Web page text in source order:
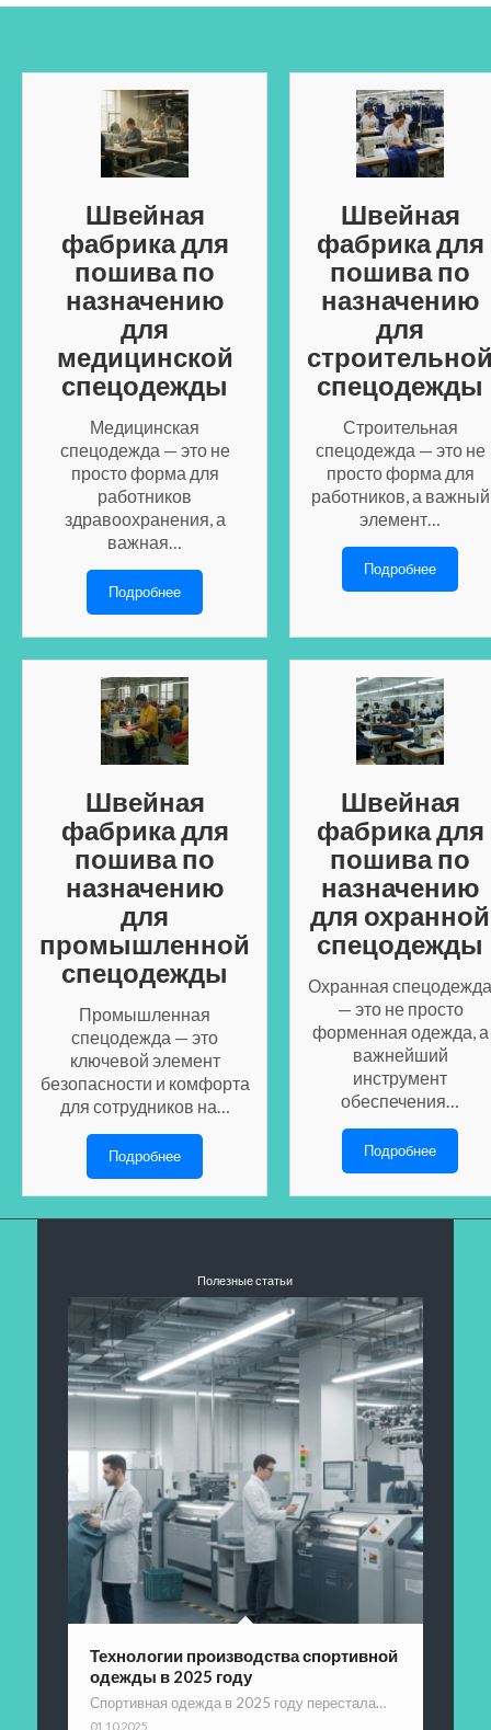
Швейная
фабрика для
пошива по
назначению
для
медицинской
спецодежды
Медицинская
спецодежда — это не
просто форма для
работников
здравоохранения, а
важная…
Подробнее
Швейная
фабрика для
пошива по
назначению
для
спецодежды
Строительная
спецодежда — это не
просто форма для
работников, а важный
элемент…
Подробнее
Швейная
фабрика для
пошива по
назначению
для
промышленной
спецодежды
Промышленная
спецодежда — это
ключевой элемент
безопасности и комфорта
для сотрудников на…
Подробнее
Швейная
фабрика для
пошива по
назначению
для охранной
спецодежды
Охранная спецодежда
— это не просто
форменная одежда, а
важнейший
инструмент
обеспечения…
Подробнее
Полезные статьи
Технологии производства спортивной
одежды в 2025 году
Спортивная одежда в 2025 году перестала…
01.10.2025